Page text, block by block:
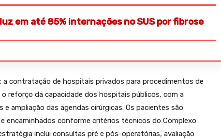
em até 85% internações no SUS por fibrose
a contratação de hospitais privados para procedimentos de
o reforço da capacidade dos hospitais públicos, com a
ampliação das agendas cirúrgicas. Os pacientes são
encaminhados conforme critérios técnicos do Complexo
inclui consultas pré e pós-operatórias, avaliação